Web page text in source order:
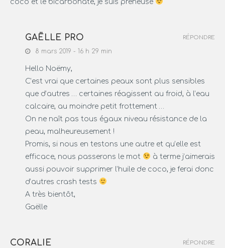
coco et le bicarbonate, je suis preneuse
GAËLLE PRO
8 mars 2019 - 16 h 29 min
Hello Noëmy,
C’est vrai que certaines peaux sont plus sensibles
que d’autres … certaines réagissent au froid, à l’eau
calcaire, au moindre petit frottement …
On ne naît pas tous égaux niveau résistance de la
peau, malheureusement !
Promis, si nous en testons une autre et qu’elle est
efficace, nous passerons le mot
à terme j’aimerais
aussi pouvoir supprimer l’huile de coco, je ferai donc
d’autres crash tests
A très bientôt,
Gaëlle
RÉPONDRE
CORALIE RÉPONDRE